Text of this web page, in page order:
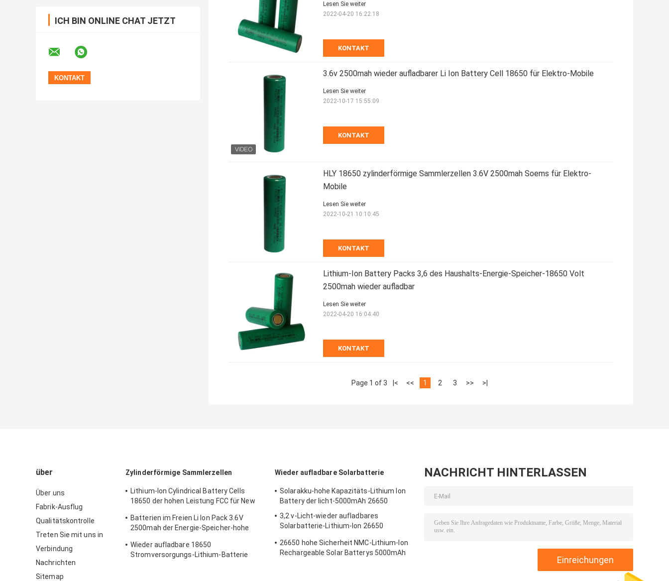
ICH BIN ONLINE CHAT JETZT
KONTAKT
Lesen Sie weiter
2022-04-20 16:22:18
3.6v 2500mah wieder aufladbarer Li Ion Battery Cell 18650 für Elektro-Mobile
KONTAKT
Lesen Sie weiter
2022-10-17 15:55:09
HLY 18650 zylinderförmige Sammlerzellen 3.6V 2500mah Soems für Elektro-
Mobile
KONTAKT
Lesen Sie weiter
2022-10-21 10:10:45
Lithium-Ion Battery Packs 3,6 des Haushalts-Energie-Speicher-18650 Volt
2500mah wieder aufladbar
KONTAKT
Lesen Sie weiter
2022-04-20 16:04:40
Page 1 of 3 |< << 1 2 3 >> >|
über
Über uns
Fabrik-Ausflug
Qualitätskontrolle
Treten Sie mit uns in
Verbindung
Nachrichten
Sitemap
Zylinderförmige Sammlerzellen
Lithium-Ion Cylindrical Battery Cells
18650 der hohen Leistung FCC für New
Batterien im Freien Li Ion Pack 3.6V
2500mah der Energie-Speicher-hohe
Wieder aufladbare 18650
Stromversorgungs-Lithium-Batterie
Wieder aufladbare Solarbatterie
Solarakku-hohe Kapazitäts-Lithium Ion
Battery der licht-5000mAh 26650
3,2 v-Licht-wieder aufladbares
Solarbatterie-Lithium-Ion 26650
26650 hohe Sicherheit NMC-Lithium-Ion
Rechargeable Solar Batterys 5000mAh
NACHRICHT HINTERLASSEN